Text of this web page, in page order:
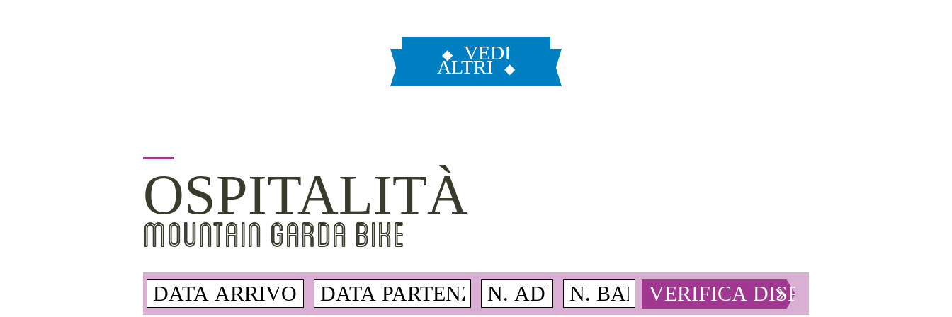
VEDI
ALTRI
OSPITALITÀ
MOUNTAIN GARDA BIKE